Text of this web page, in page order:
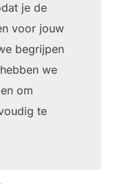
je de
voor jouw
begrijpen
we
om
te